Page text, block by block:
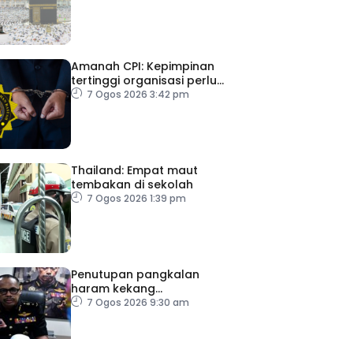
Amanah CPI: Kepimpinan
tertinggi organisasi perlu
pacu reformasi radikal
7 Ogos 2026 3:42 pm
Thailand: Empat maut
tembakan di sekolah
7 Ogos 2026 1:39 pm
Penutupan pangkalan
haram kekang
penyeludupan di Kelantan
7 Ogos 2026 9:30 am